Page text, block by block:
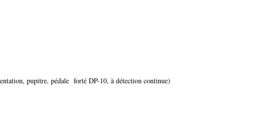
pupitre, pédale forté DP-10, à détection continue)